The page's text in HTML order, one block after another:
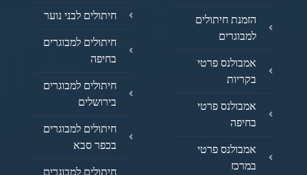
הזמנת חיתולים
למבוגרים
אמבולנס פרטי
בקריות
אמבולנס פרטי
בחיפה
אמבולנס פרטי
במרכז
חיתולים לבני נוער
חיתולים למבוגרים
בחיפה
חיתולים למבוגרים
בירושלים
חיתולים למבוגרים
בכפר סבא
חיתולים למבוגרים